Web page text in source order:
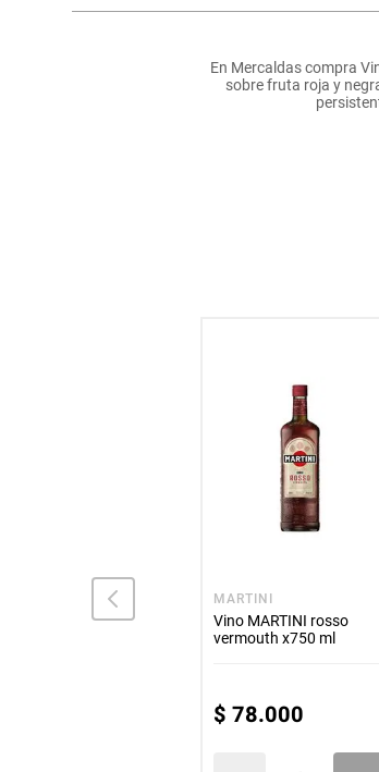
En Mercaldas compra
sobre fruta roja y
DEL DIABLO
CASILLERO DEL
MARTINI
Vino MARTINI rosso
vermouth x750 ml
$ 78.000